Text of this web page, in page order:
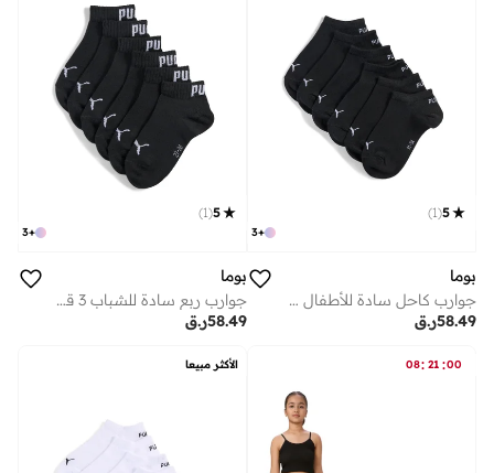
+
3
5
(
1
)
بوما
جوارب كاحل سادة للأطفال 3 قطع
ر.ق58.49
+
3
5
(
1
)
بوما
جوارب ربع سادة للشباب 3 قطع
ر.ق58.49
08: 21 :00 الأكثر مبيعا